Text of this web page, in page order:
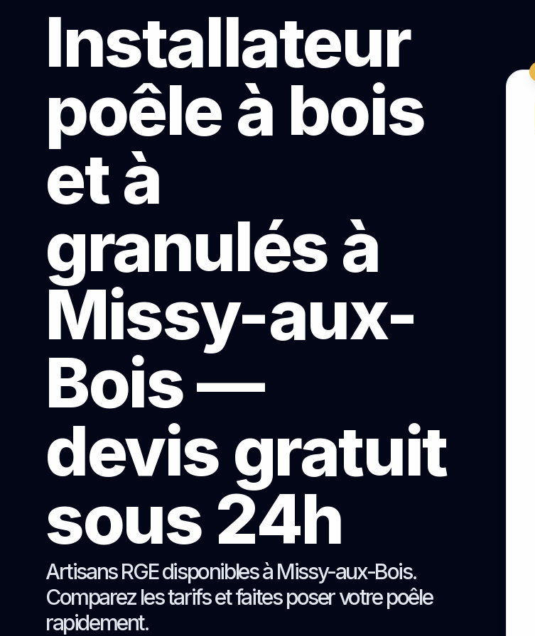
Installateur
poêle à bois
et à
granulés à
Missy-aux-
Bois —
devis gratuit
sous 24h
Artisans RGE disponibles à Missy-aux-Bois.
Comparez les tarifs et faites poser votre poêle
rapidement.